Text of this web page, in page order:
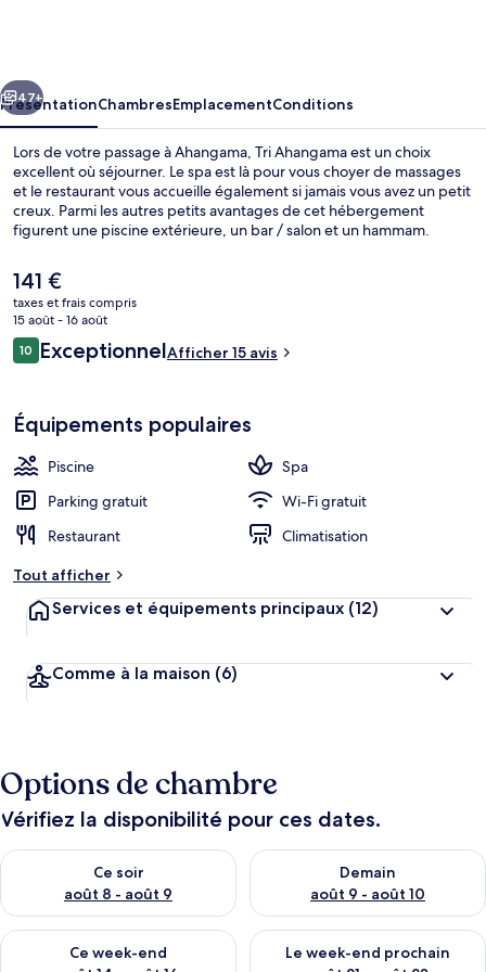
Suivant
47+
PrésentationChambresEmplacementConditions
Lors de votre passage à Ahangama, Tri Ahangama est un choix
excellent où séjourner. Le spa est là pour vous choyer de massages
et le restaurant vous accueille également si jamais vous avez un petit
creux. Parmi les autres petits avantages de cet hébergement
figurent une piscine extérieure, un bar / salon et un hammam.
Le
prix
actuel
est
de
141 €
taxes et frais compris
15 août - 16 août
Avis
voyageurs
1010 sur 10
ExceptionnelAfficher 15 avis
Équipements populaires
Piscine
Spa
Parking gratuit
Wi-Fi gratuit
Restaurant
Climatisation
Tout afficher
Services et équipements principaux (12)
Comme à la maison (6)
Options de chambre
Vérifiez la disponibilité pour ces dates.
Ce soir
août 8 - août 9
Vérifier la disponibilité pour ce soir août 8 - août 9
Demain
août 9 - août 10
Vérifier la disponibilité pour
Ce week-end
Vérifier la disponibilité pour ce week-end août 14 - août 16
Le week-end prochain
Vérifier la disponibilité pour